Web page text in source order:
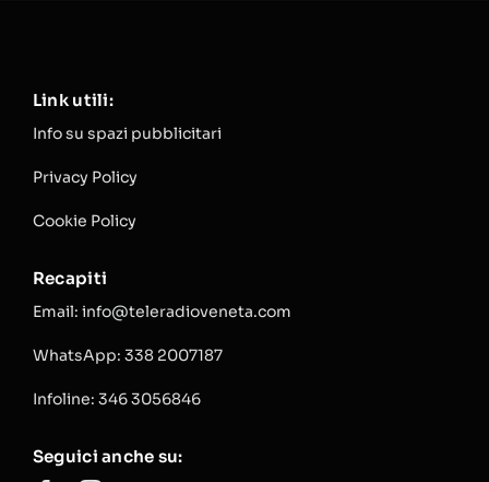
Link utili:
Info su spazi pubblicitari
Privacy Policy
Cookie Policy
Recapiti
Email: info@teleradioveneta.com
WhatsApp: 338 2007187
Infoline: 346 3056846
Seguici anche su: